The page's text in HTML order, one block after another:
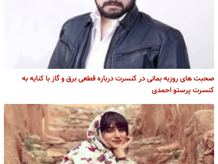
صحبت های روزبه بمانی در کنسرت درباره قطعی برق و گاز با کنایه به
کنسرت پرستو احمدی